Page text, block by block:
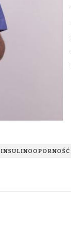
INSULINOOPORNOŚĆ